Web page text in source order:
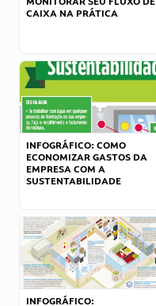
CAIXA NA PRÁTICA
INFOGRÁFICO: COMO
ECONOMIZAR GASTOS DA
EMPRESA COM A
SUSTENTABILIDADE
INFOGRÁFICO: